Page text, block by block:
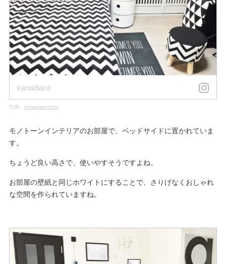
kanadianz
出典： instagram.com
モノトーンインテリアのお部屋で、ベッドサイドに置かれていま
す。
ちょうど良い高さで、使いやすそうですよね。
お部屋の壁紙と同じホワイトにすることで、さりげなくおしゃれ
な空間を作られていますね。